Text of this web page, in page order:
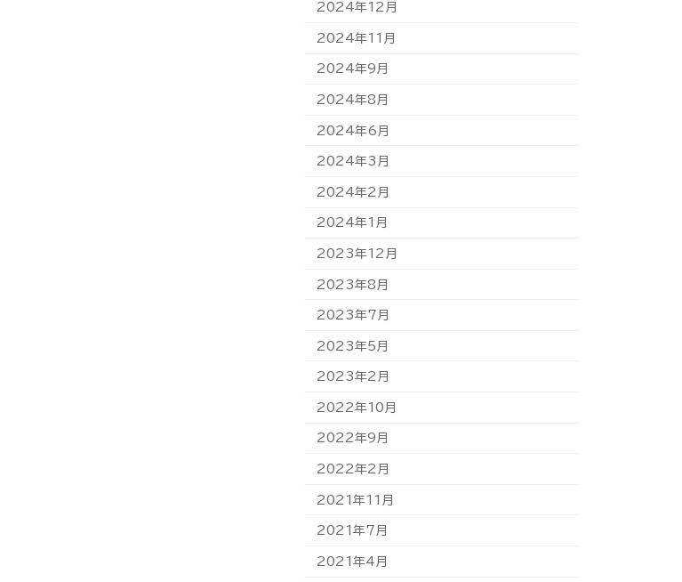
2024年12月
2024年11月
2024年9月
2024年8月
2024年6月
2024年3月
2024年2月
2024年1月
2023年12月
2023年8月
2023年7月
2023年5月
2023年2月
2022年10月
2022年9月
2022年2月
2021年11月
2021年7月
2021年4月